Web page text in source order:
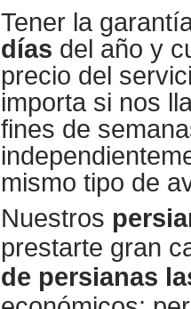
Tener la
días del año y
precio del
importa si nos
fines de
mismo tipo de
Nuestros
prestarte gran
de persianas